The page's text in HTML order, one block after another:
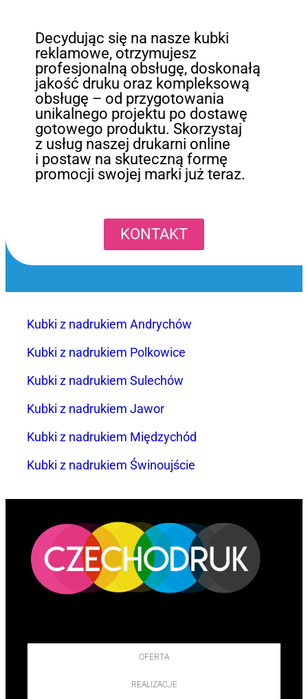
Decydując się na nasze kubki
reklamowe, otrzymujesz
profesjonalną obsługę, doskonałą
jakość druku oraz kompleksową
obsługę – od przygotowania
unikalnego projektu po dostawę
gotowego produktu. Skorzystaj
z usług naszej drukarni online
i postaw na skuteczną formę
promocji swojej marki już teraz.
KONTAKT
Kubki z nadrukiem Andrychów
Kubki z nadrukiem Polkowice
Kubki z nadrukiem Sulechów
Kubki z nadrukiem Jawor
Kubki z nadrukiem Międzychód
Kubki z nadrukiem Świnoujście
OFERTA
REALIZACJE